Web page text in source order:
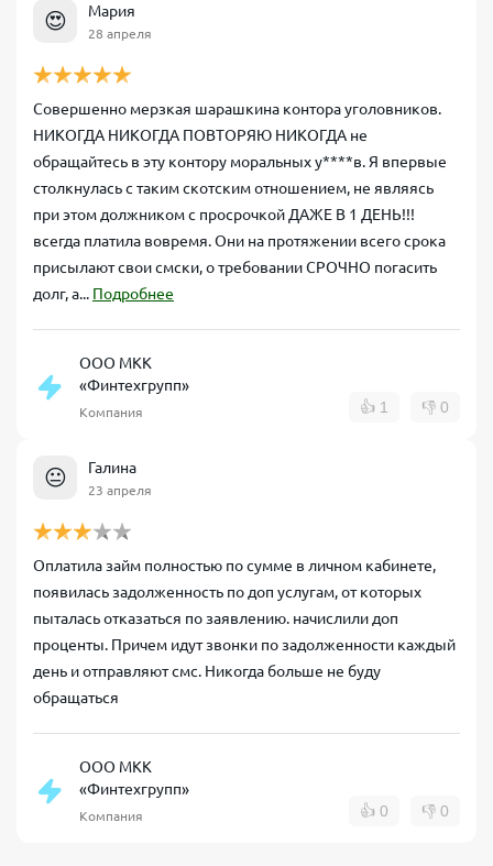
😍 Мария
28 апреля
Совершенно мерзкая шарашкина контора уголовников.
НИКОГДА НИКОГДА ПОВТОРЯЮ НИКОГДА не
обращайтесь в эту контору моральных у****в. Я впервые
столкнулась с таким скотским отношением, не являясь
при этом должником с просрочкой ДАЖЕ В 1 ДЕНЬ!!!
всегда платила вовремя. Они на протяжении всего срока
присылают свои смски, о требовании СРОЧНО погасить
долг, а... Подробнее
ООО МКК
«Финтехгрупп»
Компания 👍 1 👎 0
😐 Галина
23 апреля
Оплатила займ полностью по сумме в личном кабинете,
появилась задолженность по доп услугам, от которых
пыталась отказаться по заявлению. начислили доп
проценты. Причем идут звонки по задолженности каждый
день и отправляют смс. Никогда больше не буду
обращаться
ООО МКК
«Финтехгрупп»
Компания 👍 0 👎 0